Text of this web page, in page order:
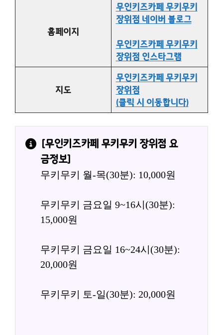
홈페이지
무인키즈카페 무키무키
장위점 네이버 블로그
무인키즈카페 무키무키
장위점 인스타그램
지도
무인키즈카페 무키무키
장위점
(클릭 시 이동합니다)
[무인키즈카페 무키무키 장위점 요
금정보]
무키무키 월-목(30분): 10,000원
무키무키 금요일 9~16시(30분):
15,000원
무키무키 금요일 16~24시(30분):
20,000원
무키무키 토-일(30분): 20,000원